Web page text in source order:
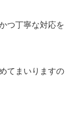
つ丁寧な対応を
てまいりますの